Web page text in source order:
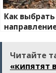
Как выбрать
Читайте
«кипятят